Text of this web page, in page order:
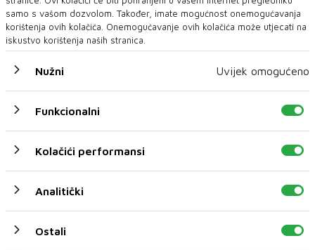
readmisiji sa BiH, kako bi se migranti porijeklom s
prostora Pakistana kasnije mogli transportirati u svoju
zemlju porijekla.
samo s vašom dozvolom. Također, imate mogućnost onemogućavanja
korištenja ovih kolačića. Onemogućavanje ovih kolačića može utjecati na
iskustvo korištenja naših stranica.
Nužni Uvijek omogućeno
Funkcionalni
Kolačići performansi
Analitički
Ostali